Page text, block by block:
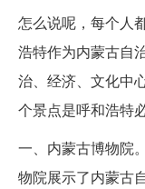
怎么说呢，每个人
浩特作为内蒙古自
治、经济、文化中
个景点是呼和浩特
一、内蒙古博物院
物院展示了内蒙古